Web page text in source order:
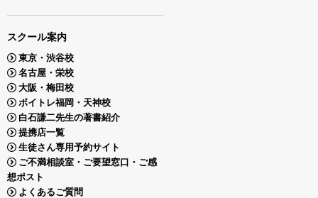
スクール案内
東京・渋谷校
名古屋・栄校
大阪・梅田校
ボイトレ福岡・天神校
白石謙二先生の著書紹介
提携店一覧
生徒さん専用予約サイト
ご不満相談室・ご要望窓口・ご感
想ポスト
よくあるご質問